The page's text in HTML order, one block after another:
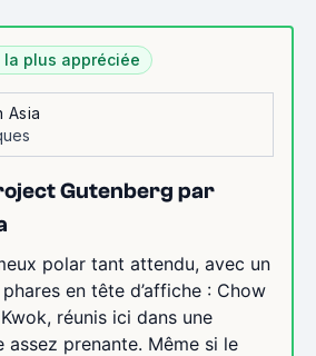
plus appréciée
Asia
Gutenberg par
polar tant attendu, avec un
en tête d’affiche : Chow
réunis ici dans une
assez prenante. Même si le